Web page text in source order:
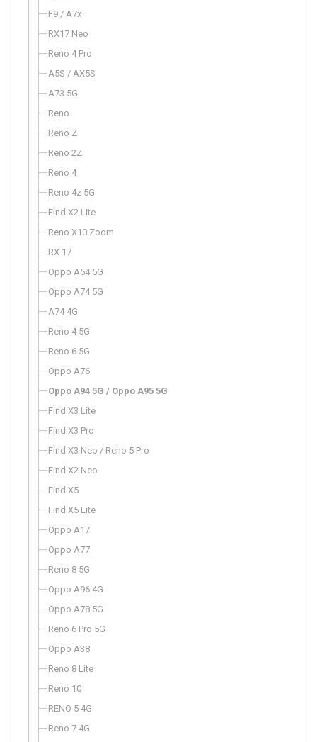
F9 / A7x
RX17 Neo
Reno 4 Pro
A5S / AX5S
A73 5G
Reno
Reno Z
Reno 2Z
Reno 4
Reno 4z 5G
Find X2 Lite
Reno X10 Zoom
RX 17
Oppo A54 5G
Oppo A74 5G
A74 4G
Reno 4 5G
Reno 6 5G
Oppo A76
Oppo A94 5G / Oppo A95 5G
Find X3 Lite
Find X3 Pro
Find X3 Neo / Reno 5 Pro
Find X2 Neo
Find X5
Find X5 Lite
Oppo A17
Oppo A77
Reno 8 5G
Oppo A96 4G
Oppo A78 5G
Reno 6 Pro 5G
Oppo A38
Reno 8 Lite
Reno 10
RENO 5 4G
Reno 7 4G